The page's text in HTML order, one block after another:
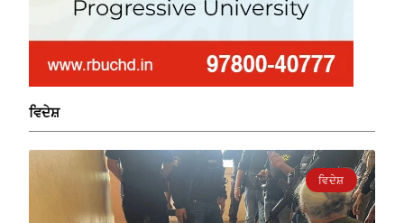
ਵਿਦੇਸ਼
ਵਿਦੇਸ਼